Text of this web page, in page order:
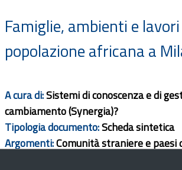
Famiglie, ambienti e
popolazione africana a
A cura di:Sistemi di conoscenza e di
cambiamento (Synergia)?
Tipologia documento:Scheda sintetica
Argomenti:Comunità straniere e paesi